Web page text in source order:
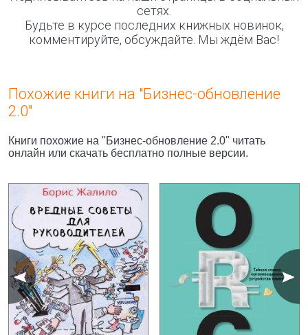
сетях.
Будьте в курсе последних книжных новинок,
комментируйте, обсуждайте. Мы ждём Вас!
Похожие книги на "Бизнес-обновление
2.0"
Книги похожие на "Бизнес-обновление 2.0" читать
онлайн или скачать бесплатно полные версии.